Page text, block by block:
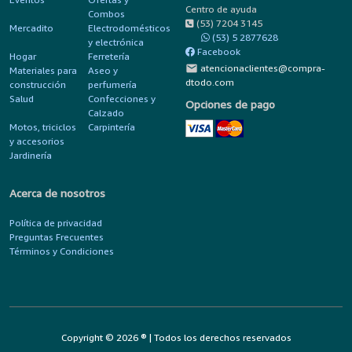
Combos
Mercadito
Electrodomésticos
y electrónica
Hogar
Ferretería
Materiales para
construcción
Aseo y
perfumería
Salud
Confecciones y
Calzado
Motos, triciclos
y accesorios
Carpintería
Jardinería
Centro de ayuda
(53) 7204 3145
(53) 5 2877628
Facebook
mail atencionaclientes@compra-
dtodo.com
Opciones de pago
Acerca de nosotros
Política de privacidad
Preguntas Frecuentes
Términos y Condiciones
Copyright © 2026 ® | Todos los derechos reservados